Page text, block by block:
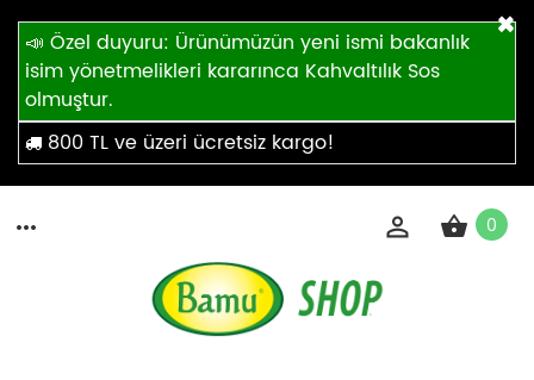
×
📣 Özel duyuru: Ürünümüzün yeni ismi bakanlık
isim yönetmelikleri kararınca Kahvaltılık Sos
olmuştur.
800 TL ve üzeri ücretsiz kargo!
0